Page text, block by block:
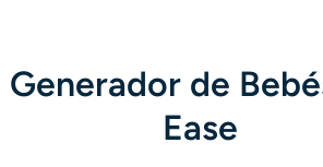
de
Ease